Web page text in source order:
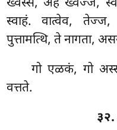
ख्वस्स, अहं ख्वज्ज,
स्वाहं. वात्वेव,
पुत्तामत्थि, ते नागता,
गो एळकं, गो
वत्तते.
३२.